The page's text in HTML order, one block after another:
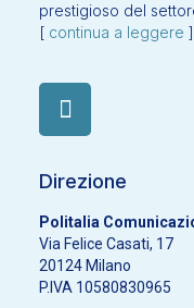
prestigioso del
[ continua a leggere ]
Direzione
Politalia
Via Felice Casati, 17
20124 Milano
P.IVA 10580830965